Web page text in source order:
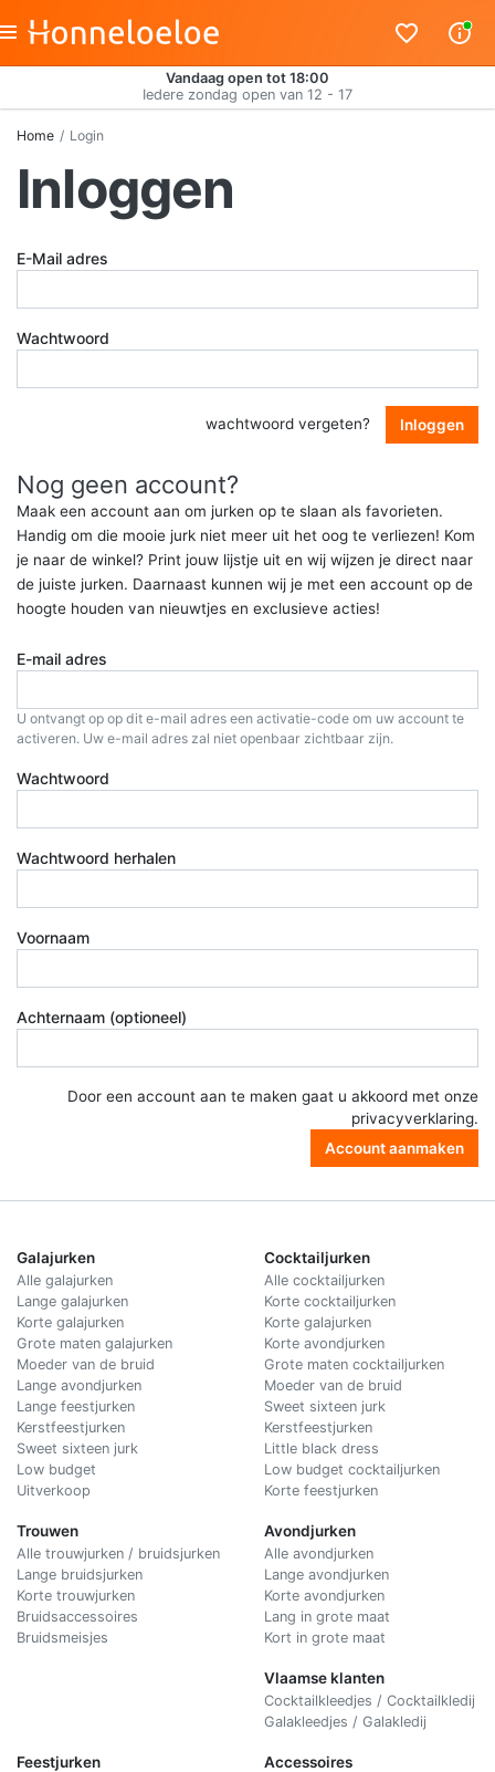
Vandaag open tot 18:00
Iedere zondag open van 12 - 17
Home Login
Inloggen
E-Mail adres
Wachtwoord
wachtwoord vergeten? Inloggen
Nog geen account?
Maak een account aan om jurken op te slaan als favorieten.
Handig om die mooie jurk niet meer uit het oog te verliezen! Kom
je naar de winkel? Print jouw lijstje uit en wij wijzen je direct naar
de juiste jurken. Daarnaast kunnen wij je met een account op de
hoogte houden van nieuwtjes en exclusieve acties!
E-mail adres
U ontvangt op op dit e-mail adres een activatie-code om uw account te
activeren. Uw e-mail adres zal niet openbaar zichtbaar zijn.
Wachtwoord
Wachtwoord herhalen
Voornaam
Achternaam (optioneel)
Door een account aan te maken gaat u akkoord met onze
privacyverklaring.
Account aanmaken
Galajurken
Alle galajurken
Lange galajurken
Korte galajurken
Grote maten galajurken
Moeder van de bruid
Lange avondjurken
Lange feestjurken
Kerstfeestjurken
Sweet sixteen jurk
Low budget
Uitverkoop
Trouwen
Alle trouwjurken / bruidsjurken
Lange bruidsjurken
Korte trouwjurken
Bruidsaccessoires
Bruidsmeisjes
Cocktailjurken
Alle cocktailjurken
Korte cocktailjurken
Korte galajurken
Korte avondjurken
Grote maten cocktailjurken
Moeder van de bruid
Sweet sixteen jurk
Kerstfeestjurken
Little black dress
Low budget cocktailjurken
Korte feestjurken
Avondjurken
Alle avondjurken
Lange avondjurken
Korte avondjurken
Lang in grote maat
Kort in grote maat
Vlaamse klanten
Cocktailkleedjes / Cocktailkledij
Galakleedjes / Galakledij
Feestjurken Accessoires